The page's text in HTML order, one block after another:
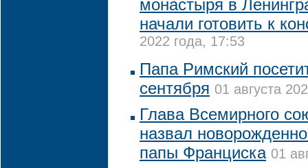
монастыря в
начали готовить к
2022 года, 17:53
Папа Римский
сентября 01 августа
Глава Всемирного
назвал
папы Франциска 01